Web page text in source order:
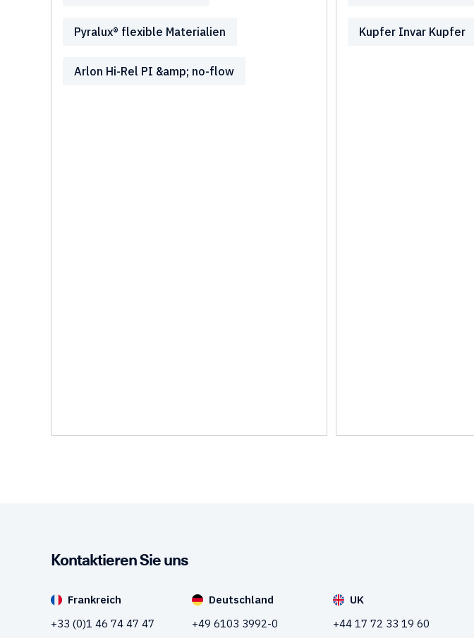
Pyralux® flexible Materialien
Arlon Hi-Rel PI &amp; no-flow
Kupfer Invar Kupfer
Kontaktieren Sie uns
Frankreich
+33 (0)1 46 74 47 47
Deutschland
+49 6103 3992-0
UK
+44 17 72 33 19 60